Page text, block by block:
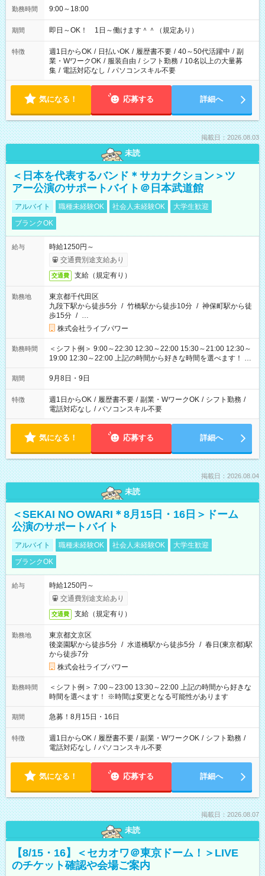
勤務時間 9:00～18:00
期間 即日～OK！ 1日～働けます＾＾（規定あり）
特徴 週1日からOK / 日払いOK / 履歴書不要 / 40～50代活躍中 / 副
業・WワークOK / 服装自由 / シフト勤務 / 10名以上の大量募
集 / 電話対応なし / パソコンスキル不要
気になる！ 応募する 詳細へ
掲載日：2026.08.03
未読
＜日本を代表するバンド＊サカナクション＞ツ
アー公演のサポートバイト＠日本武道館
アルバイト 職種未経験OK 社会人未経験OK
大学生歓迎
ブランクOK
給与
時給1250円～
交通費別途支給あり
交通費 支給（規定有り）
勤務地
東京都千代田区
九段下駅から徒歩5分 / 竹橋駅から徒歩10分 / 神保町駅から徒
歩15分 / …
株式会社ライブパワー
勤務時間
＜シフト例＞ 9:00～22:30 12:30～22:00 15:30～21:00 12:30～
19:00 12:30～22:00 上記の時間から好きな時間を選べます！ ※
時間は変更となる可能性があります
期間 9月8日・9日
特徴 週1日からOK / 履歴書不要 / 副業・WワークOK / シフト勤務 /
電話対応なし / パソコンスキル不要
気になる！ 応募する 詳細へ
掲載日：2026.08.04
未読
＜SEKAI NO OWARI＊8月15日・16日＞ドーム
公演のサポートバイト
アルバイト 職種未経験OK 社会人未経験OK
大学生歓迎
ブランクOK
給与
時給1250円～
交通費別途支給あり
交通費 支給（規定有り）
勤務地
東京都文京区
後楽園駅から徒歩5分 / 水道橋駅から徒歩5分 / 春日(東京都)駅
から徒歩7分
株式会社ライブパワー
勤務時間
＜シフト例＞ 7:00～23:00 13:30～22:00 上記の時間から好きな
時間を選べます！ ※時間は変更となる可能性があります
期間 急募！8月15日・16日
特徴 週1日からOK / 履歴書不要 / 副業・WワークOK / シフト勤務 /
電話対応なし / パソコンスキル不要
気になる！ 応募する 詳細へ
掲載日：2026.08.07
未読
【8/15・16】＜セカオワ＠東京ドーム！＞LIVE
のチケット確認や会場ご案内